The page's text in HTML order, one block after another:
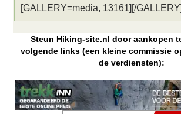
Steun Hiking-site.nl door aankopen
volgende links (een kleine commissie
de verdiensten):